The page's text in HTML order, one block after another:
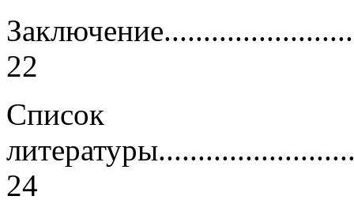
22
Список
24